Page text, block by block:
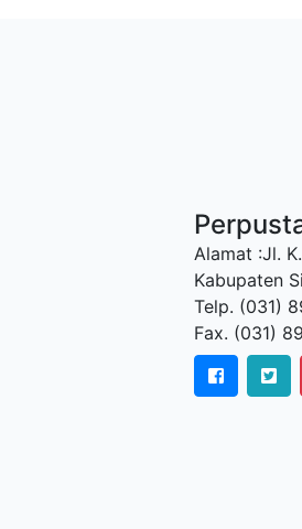
Alamat :Jl.
Kabupaten
Telp. (031)
Fax. (031)